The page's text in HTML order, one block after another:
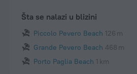
Šta se nalazi u blizini
Piccolo Pevero Beach 126 m
Grande Pevero Beach 468 m
Porto Paglia Beach 1 km